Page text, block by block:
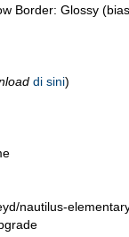
Border: Glossy
di sini)
nautilus-